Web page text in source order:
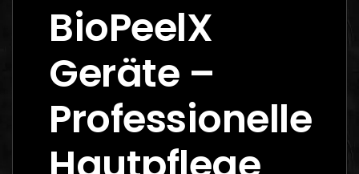
BioPeelX
Geräte –
Professionelle